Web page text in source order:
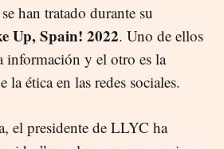
han tratado durante su
Up, Spain! 2022. Uno de ellos
información y el otro es la
la ética en las redes sociales.
el presidente de LLYC ha